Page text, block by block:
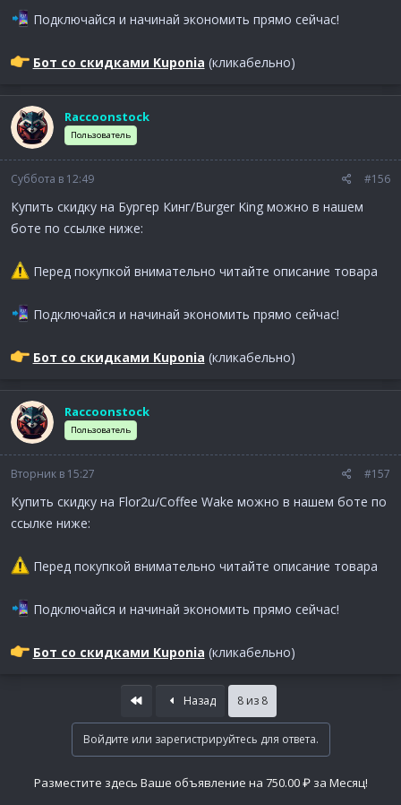
Подключайся и начинай экономить прямо сейчас!
Бот со скидками Kuponia (кликабельно)
Raccoonstock
Пользователь
Суббота в 12:49 #156
Купить скидку на Бургер Кинг/Burger King можно в нашем
боте по ссылке ниже:
Перед покупкой внимательно читайте описание товара
Подключайся и начинай экономить прямо сейчас!
Бот со скидками Kuponia (кликабельно)
Raccoonstock
Пользователь
Вторник в 15:27 #157
Купить скидку на Flor2u/Coffee Wake можно в нашем боте по
ссылке ниже:
Перед покупкой внимательно читайте описание товара
Подключайся и начинай экономить прямо сейчас!
Бот со скидками Kuponia (кликабельно)
Назад 8 из 8
Войдите или зарегистрируйтесь для ответа.
Разместите здесь Ваше объявление на 750.00 ₽ за Месяц!